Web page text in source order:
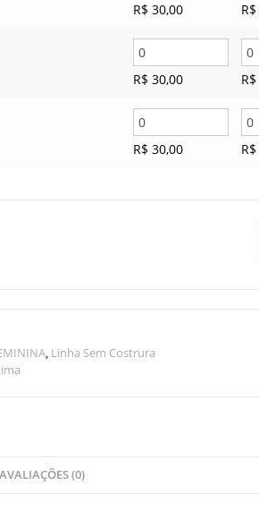
R$ 30,00 R$
R$ 30,00 R$
R$ 30,00 R$
, Linha Sem Costrura
AVALIAÇÕES (0)